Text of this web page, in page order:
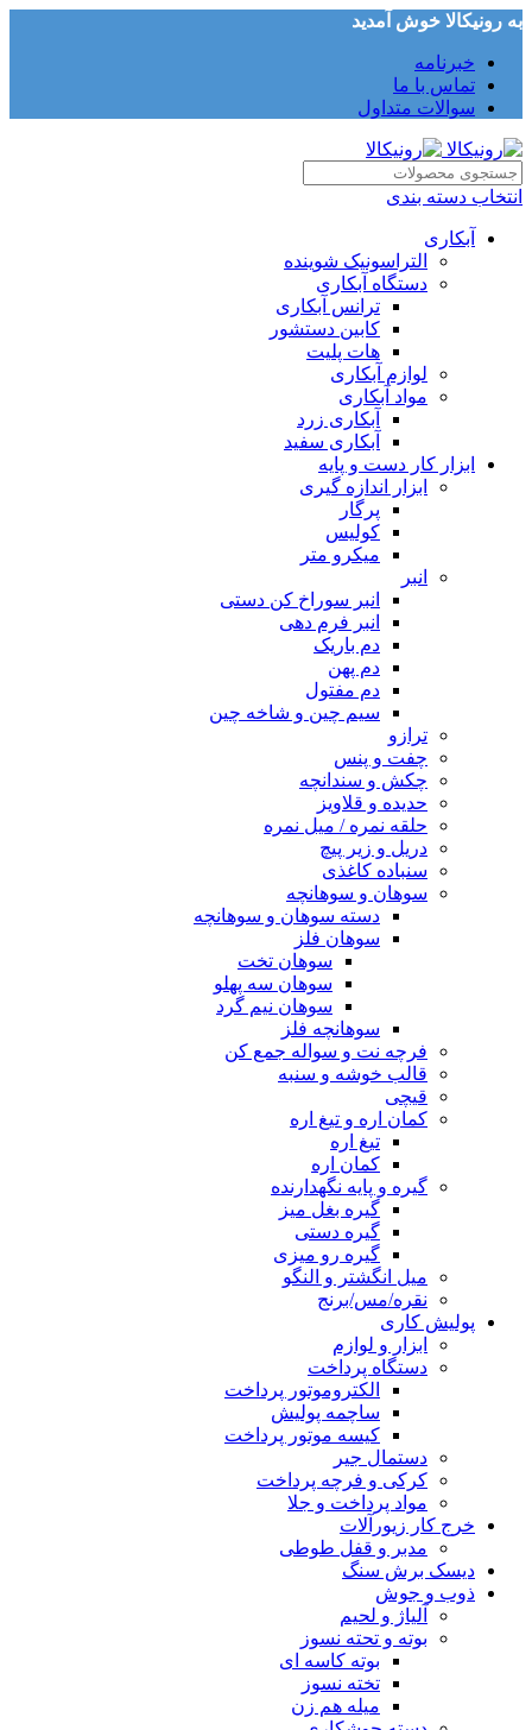
به رونیکالا خوش آمدید
خبرنامه
تماس با ما
سوالات متداول
انتخاب دسته بندی
آبکاری
التراسونیک شوینده
دستگاه آبکاری
ترانس آبکاری
کابین دستشور
هات پلیت
لوازم آبکاری
مواد آبکاری
آبکاری زرد
آبکاری سفید
ابزار کار دست و پایه
ابزار اندازه گیری
پرگار
کولیس
میکرو متر
انبر
انبر سوراخ کن دستی
انبر فرم دهی
دم باریک
دم پهن
دم مفتول
سیم چین و شاخه چین
ترازو
چفت و پنس
چکش و سندانچه
حدیده و قلاویز
حلقه نمره / میل نمره
دریل و زیر پیچ
سنباده کاغذی
سوهان و سوهانچه
دسته سوهان و سوهانچه
سوهان فلز
سوهان تخت
سوهان سه پهلو
سوهان نیم گرد
سوهانچه فلز
فرچه نت و سواله جمع کن
قالب خوشه و سنبه
قیچی
کمان اره و تیغ اره
تیغ اره
کمان اره
گیره و پایه نگهدارنده
گیره بغل میز
گیره دستی
گیره رو میزی
میل انگشتر و النگو
نقره/مس/برنج
پولیش کاری
ابزار و لوازم
دستگاه پرداخت
الکتروموتور پرداخت
ساچمه پولیش
کیسه موتور پرداخت
دستمال جیر
کرکی و فرچه پرداخت
مواد پرداخت و جلا
خرج کار زیورآلات
مدبر و قفل طوطی
دیسک برش سنگ
ذوب و جوش
آلیاژ و لحیم
بوته و تحته نسوز
بوته کاسه ای
تخته نسوز
میله هم زن